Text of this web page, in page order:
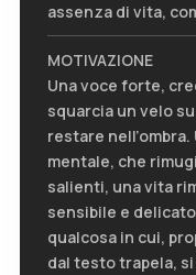
assenza di vita,
MOTIVAZIONE
Una voce forte,
squarcia un velo
restare
mentale, che
salienti, una vita
sensibile e
qualcosa in cui,
dal testo trapela,